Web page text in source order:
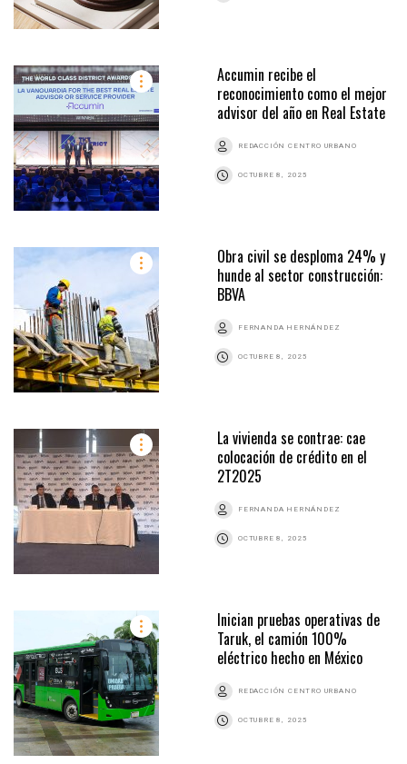
Accumin recibe el
reconocimiento como el mejor
advisor del año en Real Estate
REDACCIÓN CENTRO URBANO
OCTUBRE 8, 2025
Obra civil se desploma 24% y
hunde al sector construcción:
BBVA
FERNANDA HERNÁNDEZ
OCTUBRE 8, 2025
La vivienda se contrae: cae
colocación de crédito en el
2T2025
FERNANDA HERNÁNDEZ
OCTUBRE 8, 2025
Inician pruebas operativas de
Taruk, el camión 100%
eléctrico hecho en México
REDACCIÓN CENTRO URBANO
OCTUBRE 8, 2025